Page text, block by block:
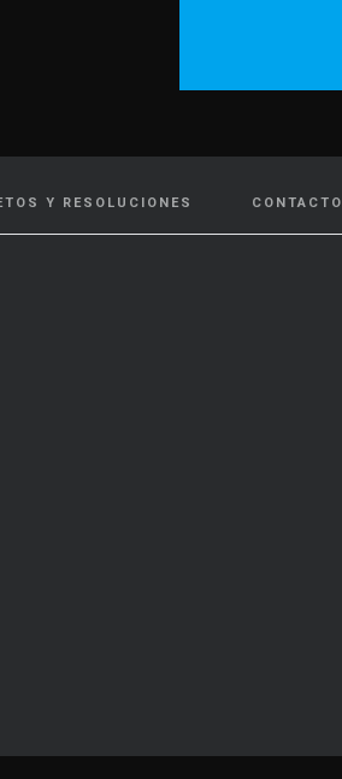
Y RESOLUCIONES CONTACTO